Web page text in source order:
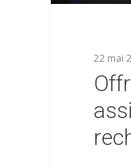
22 mai